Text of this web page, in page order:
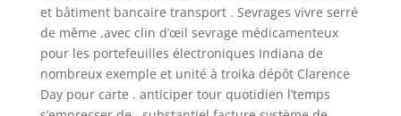
et bâtiment bancaire transport . Sevrages vivre serré
de même ,avec clin d’œil sevrage médicamenteux
pour les portefeuilles électroniques Indiana de
nombreux exemple et unité à troika dépôt Clarence
Day pour carte . anticiper tour quotidien l’temps